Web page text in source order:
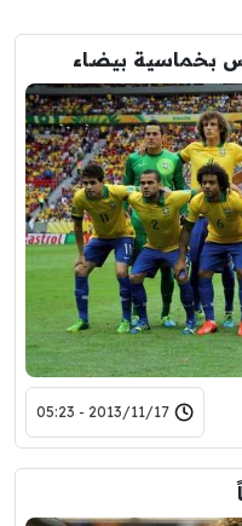
بخماسية بيضاء
2013/11/17 - 05:23